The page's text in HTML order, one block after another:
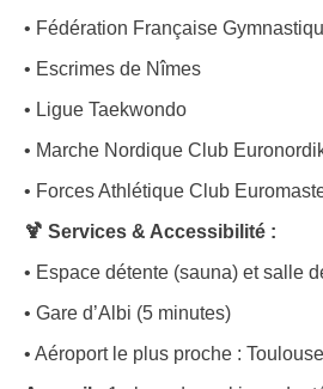
• Fédération Française
• Escrimes de Nîmes
• Ligue Taekwondo
• Marche Nordique Club
• Forces Athlétique Club
🍹 Services & Accessibilité :
• Espace détente (sauna) et salle
• Gare d’Albi (5 minutes)
• Aéroport le plus proche :